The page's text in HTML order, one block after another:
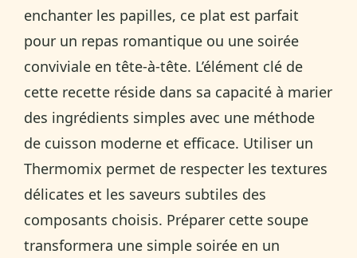
enchanter les papilles, ce plat est parfait
pour un repas romantique ou une soirée
conviviale en tête-à-tête. L’élément clé de
cette recette réside dans sa capacité à marier
des ingrédients simples avec une méthode
de cuisson moderne et efficace. Utiliser un
Thermomix permet de respecter les textures
délicates et les saveurs subtiles des
composants choisis. Préparer cette soupe
transformera une simple soirée en un